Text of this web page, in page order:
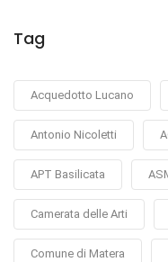
Tag
Acquedotto Lucano
Antonio Nicoletti
APT Basilicata
Camerata delle Arti
Comune di Matera